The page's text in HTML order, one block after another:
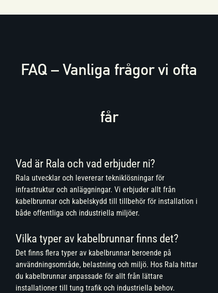
FAQ – Vanliga frågor vi ofta
får
Vad är Rala och vad erbjuder ni?
Rala utvecklar och levererar tekniklösningar för
infrastruktur och anläggningar. Vi erbjuder allt från
kabelbrunnar och kabelskydd till tillbehör för installation i
både offentliga och industriella miljöer.
Vilka typer av kabelbrunnar finns det?
Det finns flera typer av kabelbrunnar beroende på
användningsområde, belastning och miljö. Hos Rala hittar
du kabelbrunnar anpassade för allt från lättare
installationer till tung trafik och industriella behov.